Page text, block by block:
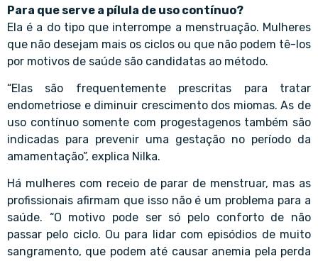
Para que serve a pílula de uso contínuo?
Ela é a do tipo que interrompe a menstruação. Mulheres
que não desejam mais os ciclos ou que não podem tê-los
por motivos de saúde são candidatas ao método.
“Elas são frequentemente prescritas para tratar
endometriose e diminuir crescimento dos miomas. As de
uso contínuo somente com progestagenos também são
indicadas para prevenir uma gestação no período da
amamentação”, explica Nilka.
Há mulheres com receio de parar de menstruar, mas as
profissionais afirmam que isso não é um problema para a
saúde. “O motivo pode ser só pelo conforto de não
passar pelo ciclo. Ou para lidar com episódios de muito
sangramento, que podem até causar anemia pela perda